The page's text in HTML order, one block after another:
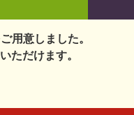
用意しました。
ただけます。